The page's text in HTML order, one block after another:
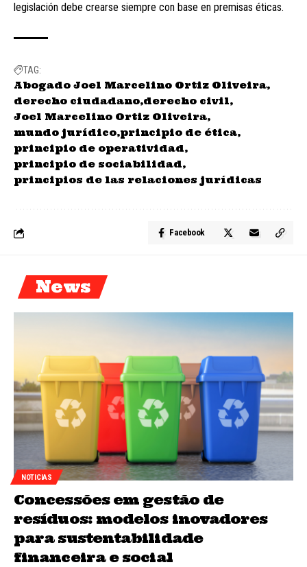
legislación debe crearse siempre con base en premisas éticas.
TAG:
Abogado Joel Marcelino Ortiz Oliveira
derecho ciudadano derecho civil
Joel Marcelino Ortiz Oliveira
mundo jurídico principio de ética
principio de operatividad
principio de sociabilidad
principios de las relaciones jurídicas
Facebook
News
NOTICIAS
Concessões em gestão de
resíduos: modelos inovadores
para sustentabilidade
financeira e social